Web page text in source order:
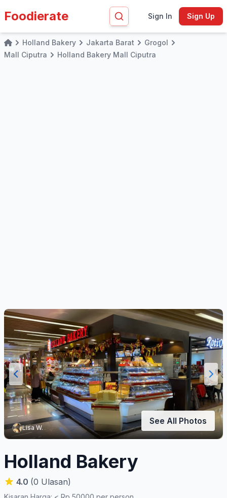
Foodierate Sign In Sign Up
HomeHolland Bakery Jakarta Barat
Grogol
Mall Ciputra
Holland Bakery Mall Ciputra
Lisa W.
See All Photos
Holland Bakery
4.0 (0 Ulasan)